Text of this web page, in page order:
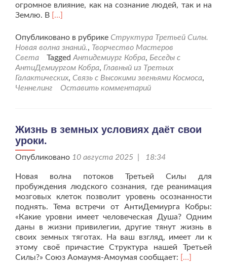
огромное влияние, как на сознание людей, так и на
Землю. В Читать
проМиротворчество
—
инструмент
для
выхода
на
всех
[…]
Опубликовано в рубрике Структура Третьей Силы.
Новая волна знаний., Творчество Мастеров
Света
Tagged Антидемиург Кобра, Беседы с
АнтиДемиургом Кобра, Главный из Третьих
Галактических, Связь с Высокими звеньями Космоса,
Ченнелинг
Оставить комментарий
Жизнь в земных условиях даёт свои
уроки.
Опубликовано 10 августа 2025 | 18:34
Новая волна потоков Третьей Силы для
пробуждения людского сознания, где реанимация
мозговых клеток позволит уровень осознанности
поднять. Тема встречи от АнтиДемиурга Кобры:
«Какие уровни имеет человеческая Душа? Одним
даны в жизни привилегии, другие тянут жизнь в
своих земных тяготах. На ваш взгляд, имеет ли к
этому своё причастие Структура нашей Третьей
Силы?» Союз Аомаумя-Амоумая сообщает: Читать
[…]